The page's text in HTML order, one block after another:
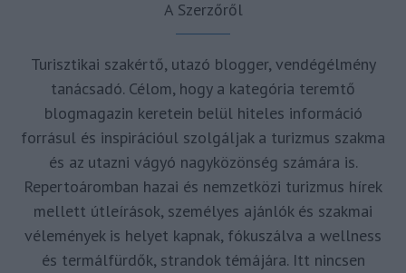
A Szerzőről
Turisztikai szakértő, utazó blogger, vendégélmény
tanácsadó. Célom, hogy a kategória teremtő
blogmagazin keretein belül hiteles információ
forrásul és inspirációul szolgáljak a turizmus szakma
és az utazni vágyó nagyközönség számára is.
Repertoáromban hazai és nemzetközi turizmus hírek
mellett útleírások, személyes ajánlók és szakmai
vélemények is helyet kapnak, fókuszálva a wellness
és termálfürdők, strandok témájára. Itt nincsen